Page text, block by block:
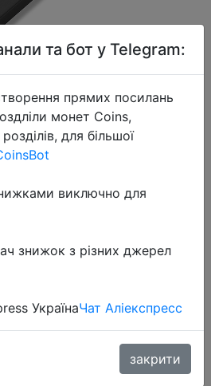
USB Flash Drive 3.0
Black Metal
Pen Drives
та бот у Telegram:
прямих посилань
монет Coins,
для більшої
виключно для
знижок з різних джерел
УкраїнаЧат Аліекспресс
закрити